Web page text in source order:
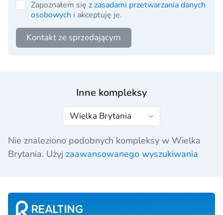
Zapoznałem się z zasadami przetwarzania danych
osobowych i akceptuję je.
Kontakt ze sprzedającym
Inne kompleksy
Nie znaleziono podobnych kompleksy w Wielka
Brytania. Użyj zaawansowanego wyszukiwania